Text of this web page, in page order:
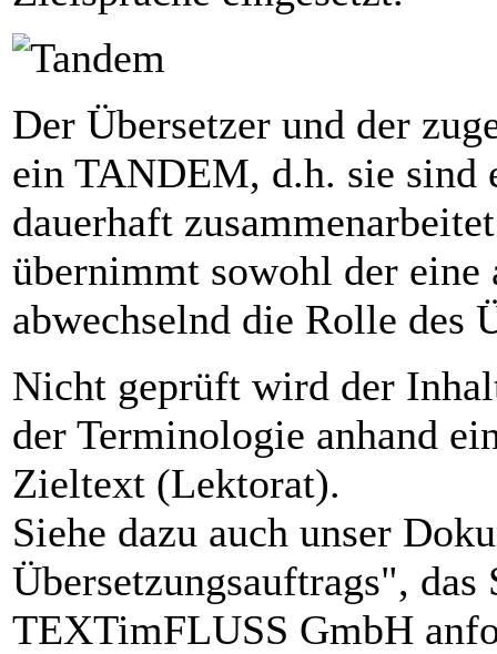
Der Übersetzer und der
ein TANDEM, d.h. sie sind
dauerhaft
übernimmt sowohl der eine
abwechselnd die Rolle des
Nicht geprüft wird der
der Terminologie anhand
Zieltext (Lektorat).
Siehe dazu auch unser
Übersetzungsauftrags",
TEXTimFLUSS GmbH